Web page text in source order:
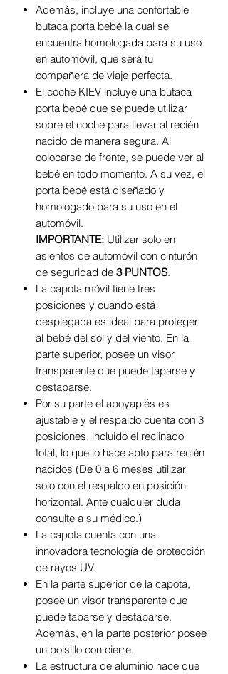
Además, incluye una confortable
butaca porta bebé la cual se
encuentra homologada para su uso
en automóvil, que será tu
compañera de viaje perfecta.
El coche KIEV incluye una butaca
porta bebé que se puede utilizar
sobre el coche para llevar al recién
nacido de manera segura. Al
colocarse de frente, se puede ver al
bebé en todo momento. A su vez, el
porta bebé está diseñado y
homologado para su uso en el
automóvil.
IMPORTANTE: Utilizar solo en
asientos de automóvil con cinturón
de seguridad de 3 PUNTOS.
La capota móvil tiene tres
posiciones y cuando está
desplegada es ideal para proteger
al bebé del sol y del viento. En la
parte superior, posee un visor
transparente que puede taparse y
destaparse.
Por su parte el apoyapiés es
ajustable y el respaldo cuenta con 3
posiciones, incluido el reclinado
total, lo que lo hace apto para recién
nacidos (De 0 a 6 meses utilizar
solo con el respaldo en posición
horizontal. Ante cualquier duda
consulte a su médico.)
La capota cuenta con una
innovadora tecnología de protección
de rayos UV.
En la parte superior de la capota,
posee un visor transparente que
puede taparse y destaparse.
Además, en la parte posterior posee
un bolsillo con cierre.
La estructura de aluminio hace que